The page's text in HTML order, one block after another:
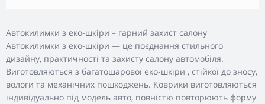
Автокилимки з еко-шкіри – гарний захист салону
Автокилимки з еко-шкіри — це поєднання стильного
дизайну, практичності та захисту салону автомобіля.
Виготовляються з багатошарової еко-шкіри , стійкої до зносу,
вологи та механічних пошкоджень. Коврики виготовляються
індивідуально під модель авто, повністю повторюють форму